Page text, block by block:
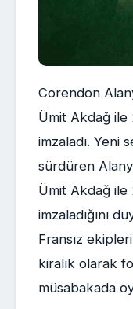
Corendon
Ümit Akdağ ile
imzaladı. Yeni
sürdüren
Ümit Akdağ ile
imzaladığını
Fransız
kiralık olarak
müsabakada